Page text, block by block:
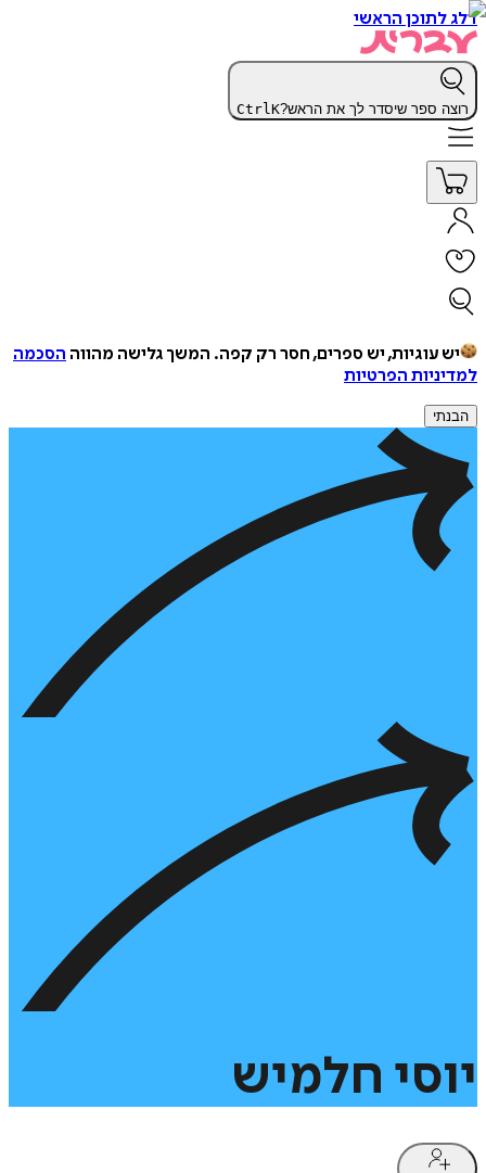
דלג לתוכן הראשי
רוצה ספר שיסדר לך את הראש? CtrlK
יש עוגיות, יש ספרים, חסר רק קפה. המשך גלישה מהווה הסכמה
למדיניות הפרטיות
הבנתי
יוסי חלמיש